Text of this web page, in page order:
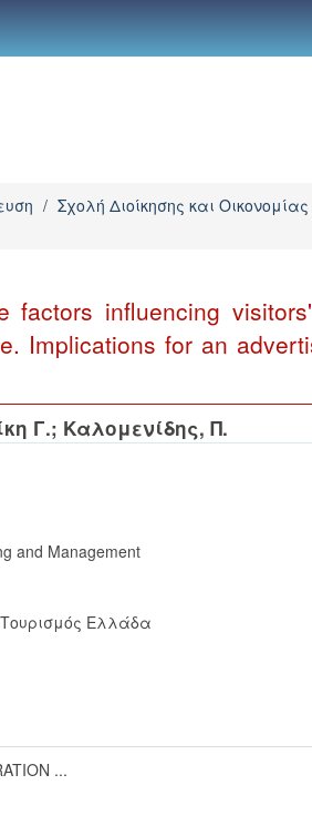
/ Σχολή Διοίκησης και Οικονομίας
influencing
Implications for an
Γ.; Καλομενίδης, Π.
and Management
Τουρισμός Ελλάδα
...